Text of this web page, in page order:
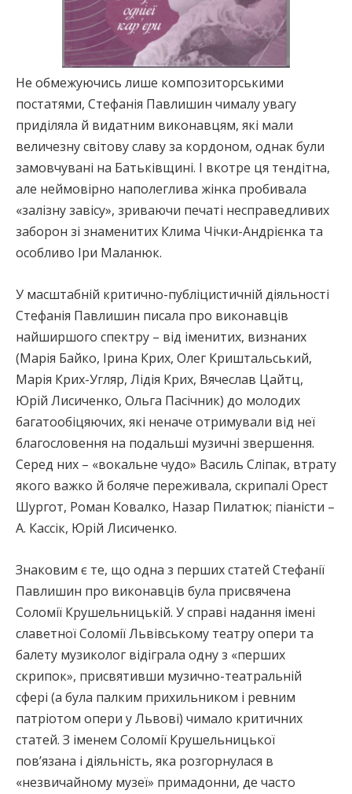
Не обмежуючись лише композиторськими
постатями, Стефанія Павлишин чималу увагу
приділяла й видатним виконавцям, які мали
величезну світову славу за кордоном, однак були
замовчувані на Батьківщині. І вкотре ця тендітна,
але неймовірно наполеглива жінка пробивала
«залізну завісу», зриваючи печаті несправедливих
заборон зі знаменитих Клима Чічки-Андрієнка та
особливо Іри Маланюк.
У масштабній критично-публіцистичній діяльності
Стефанія Павлишин писала про виконавців
найширшого спектру – від іменитих, визнаних
(Марія Байко, Ірина Крих, Олег Криштальський,
Марія Крих-Угляр, Лідія Крих, Вячеслав Цайтц,
Юрій Лисиченко, Ольга Пасічник) до молодих
багатообіцяючих, які неначе отримували від неї
благословення на подальші музичні звершення.
Серед них – «вокальне чудо» Василь Сліпак, втрату
якого важко й боляче переживала, скрипалі Орест
Шургот, Роман Ковалко, Назар Пилатюк; піаністи –
А. Кассік, Юрій Лисиченко.
Знаковим є те, що одна з перших статей Стефанії
Павлишин про виконавців була присвячена
Соломії Крушельницькій. У справі надання імені
славетної Соломії Львівському театру опери та
балету музиколог відіграла одну з «перших
скрипок», присвятивши музично-театральній
сфері (а була палким прихильником і ревним
патріотом опери у Львові) чимало критичних
статей. З іменем Соломії Крушельницької
пов’язана і діяльність, яка розгорнулася в
«незвичайному музеї» примадонни, де часто